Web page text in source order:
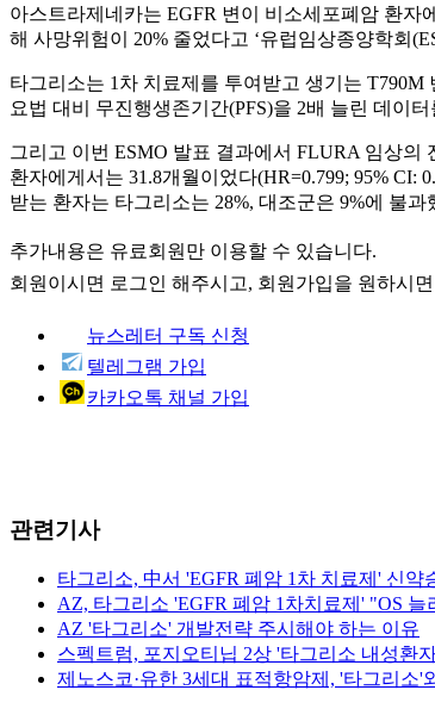
아스트라제네카는 EGFR 변이 비소세포폐암 환
해 사망위험이 20% 줄었다고 ‘유럽임상종양학회
타그리소는 1차 치료제를 투여받고 생기는
요법 대비 무진행생존기간(PFS)을 2배 늘린 데이
그리고 이번 ESMO 발표 결과에서 FLURA 임상
환자에게서는 31.8개월이었다(HR=0.799; 95% CI:
받는 환자는 타그리소는 28%, 대조군은 9%에 불
추가내용은 유료회원만 이용할 수 있습니다.
회원이시면 로그인 해주시고, 회원가입을 원하시면
뉴스레터 구독 신청
텔레그램 가입
카카오톡 채널 가입
관련기사
타그리소, 中서 'EGFR 폐암 1차 치료제' 신약
AZ, 타그리소 'EGFR 폐암 1차치료제' "OS 늘
AZ '타그리소' 개발전략 주시해야 하는 이유
스펙트럼, 포지오티닙 2상 '타그리소 내성환
제노스코·유한 3세대 표적항암제, '타그리소'